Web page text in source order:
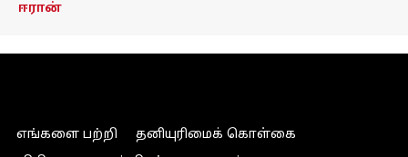
ஈரான்
எங்களை பற்றி
தனியுரிமைக் கொள்கை